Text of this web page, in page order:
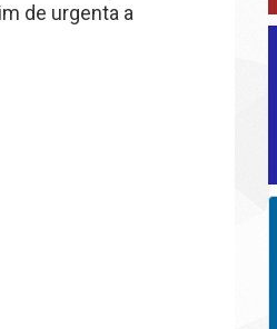
de urgenta a